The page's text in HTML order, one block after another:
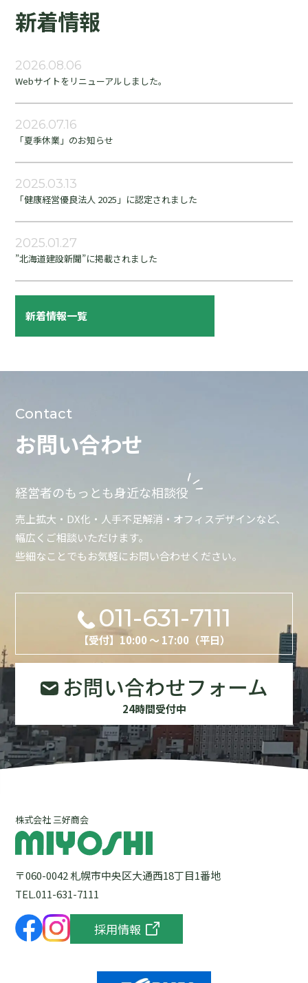
新着情報
2026.08.06
Webサイトをリニューアルしました。
2026.07.16
「夏季休業」のお知らせ
2025.03.13
「健康経営優良法人 2025」に認定されました
2025.01.27
”北海道建設新聞”に掲載されました
新着情報一覧
Contact
お問い合わせ
経営者のもっとも身近な相談役
売上拡大・DX化・人手不足解消・オフィスデザインなど、
幅広くご相談いただけます。
些細なことでもお気軽にお問い合わせください。
011-631-7111
【受付】10:00 ～ 17:00（平日）
お問い合わせフォーム
24時間受付中
株式会社 三好商会
〒060-0042 札幌市中央区大通西18丁目1番地
TEL.011-631-7111
採用情報